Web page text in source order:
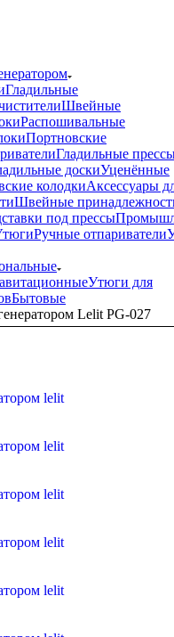
Гладильные
Швейные
Распошивальные
Портновские
Гладильные
доскиУценённые
колодкиАксессуары
Швейные
под прессы
Ручные отпариватели
Утюги для
Бытовые
Lelit PG-027